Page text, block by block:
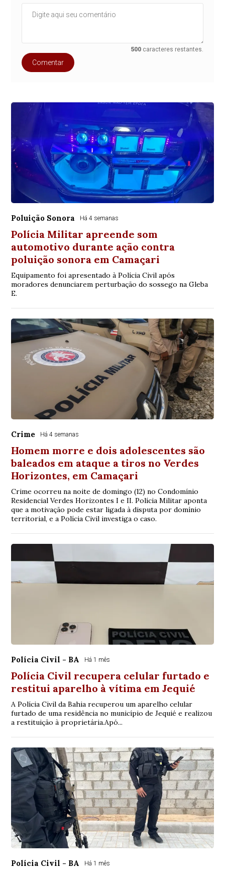
500 caracteres restantes.
Comentar
Poluição Sonora Há 4 semanas
Polícia Militar apreende som
automotivo durante ação contra
poluição sonora em Camaçari
Equipamento foi apresentado à Polícia Civil após
moradores denunciarem perturbação do sossego na Gleba
E.
Crime Há 4 semanas
Homem morre e dois adolescentes são
baleados em ataque a tiros no Verdes
Horizontes, em Camaçari
Crime ocorreu na noite de domingo (12) no Condomínio
Residencial Verdes Horizontes I e II. Polícia Militar aponta
que a motivação pode estar ligada à disputa por domínio
territorial, e a Polícia Civil investiga o caso.
Polícia Civil - BA Há 1 mês
Polícia Civil recupera celular furtado e
restitui aparelho à vítima em Jequié
A Polícia Civil da Bahia recuperou um aparelho celular
furtado de uma residência no município de Jequié e realizou
a restituição à proprietária.Apó...
Polícia Civil - BA Há 1 mês